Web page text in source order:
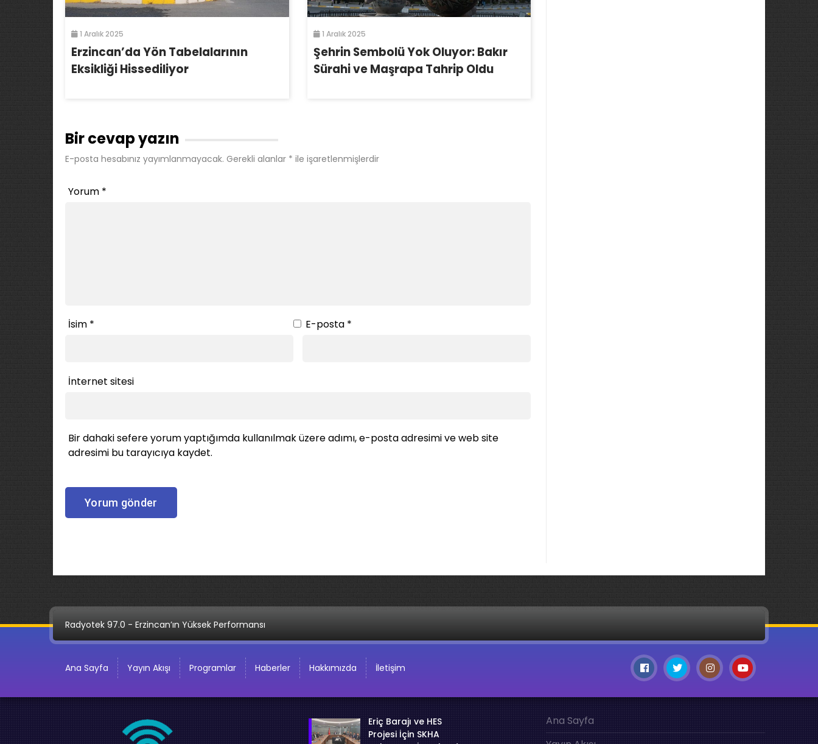
1 Aralık 2025
Erzincan’da Yön Tabelalarının
Eksikliği Hissediliyor
1 Aralık 2025
Şehrin Sembolü Yok Oluyor: Bakır
Sürahi ve Maşrapa Tahrip Oldu
Bir cevap yazın
E-posta hesabınız yayımlanmayacak. Gerekli alanlar * ile işaretlenmişlerdir
Yorum *
İsim * E-posta *
İnternet sitesi
Bir dahaki sefere yorum yaptığımda kullanılmak üzere adımı, e-posta adresimi ve web site
adresimi bu tarayıcıya kaydet.
Radyotek 97.0 - Erzincan’ın Yüksek Performansı
Ana Sayfa Yayın Akışı Programlar Haberler Hakkımızda İletişim
Eriç Barajı ve HES
Projesi İçin SKHA
Ana Sayfa